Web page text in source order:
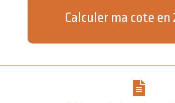
Calculer ma cote en